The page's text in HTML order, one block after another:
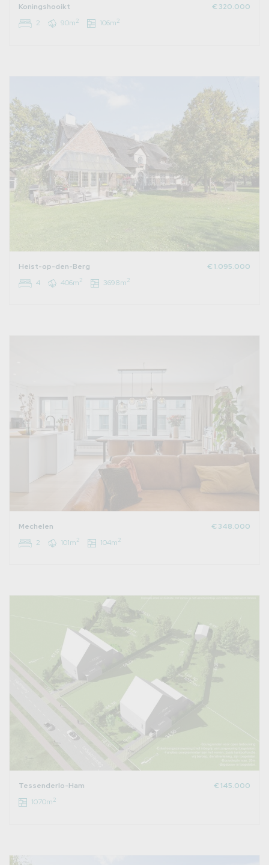
Koningshooikt
€ 320.000
2
90m2 106m2
Heist-op-den-Berg
€ 1.095.000
4
406m2 3698m2
Mechelen
€ 348.000
2
101m2 104m2
Tessenderlo-Ham
€ 145.000
1070m2